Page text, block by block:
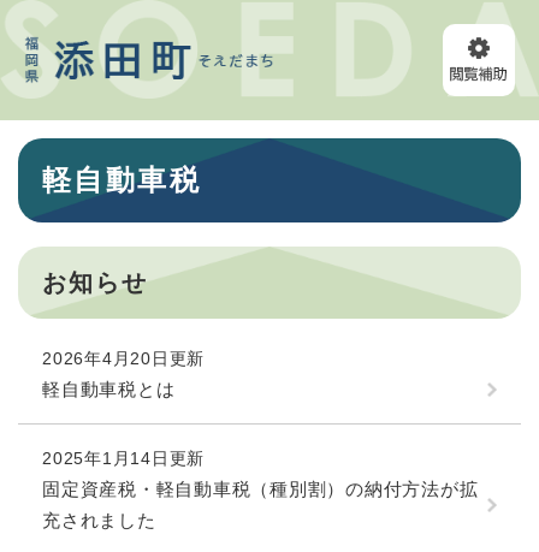
ペ
ー
の
メニューを飛ばして本文へ
本
軽自動車税
お知らせ
2026年4月20日更新
軽自動車税とは
2025年1月14日更新
固定資産税・軽自動車税（種別割）の納付方法が拡
充されました